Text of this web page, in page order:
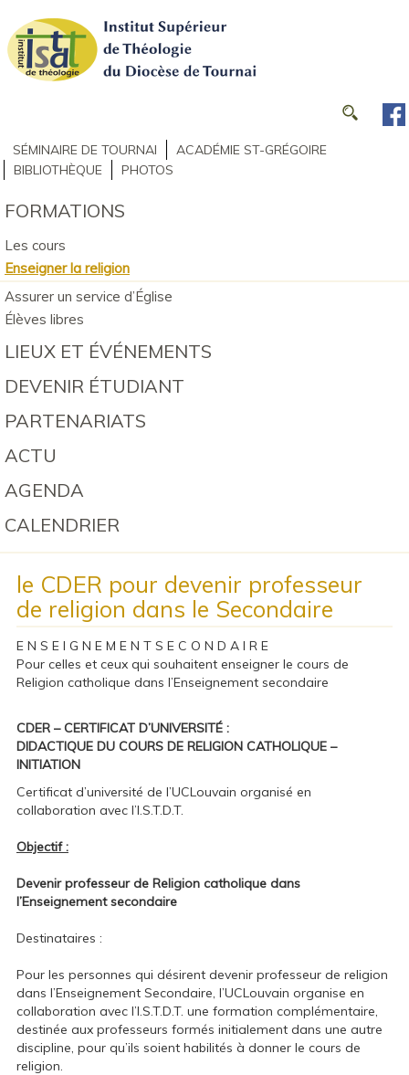
SÉMINAIRE DE TOURNAI
ACADÉMIE ST-GRÉGOIRE
BIBLIOTHÈQUE
PHOTOS
FORMATIONS
Les cours
Enseigner la religion
Assurer un service d’Église
Élèves libres
LIEUX ET ÉVÉNEMENTS
DEVENIR ÉTUDIANT
PARTENARIATS
ACTU
AGENDA
CALENDRIER
le CDER pour devenir professeur
de religion dans le Secondaire
E N S E I G N E M E N T S E C O N D A I R E
Pour celles et ceux qui souhaitent enseigner le cours de
Religion catholique dans l’Enseignement secondaire
CDER – CERTIFICAT D’UNIVERSITÉ :
DIDACTIQUE DU COURS DE RELIGION CATHOLIQUE –
INITIATION
Certificat d’université de l’UCLouvain organisé en
collaboration avec l’I.S.T.D.T.
Objectif :
Devenir professeur de Religion catholique dans
l’Enseignement secondaire
Destinataires :
Pour les personnes qui désirent devenir professeur de religion
dans l’Enseignement Secondaire, l’UCLouvain organise en
collaboration avec l’I.S.T.D.T. une formation complémentaire,
destinée aux professeurs formés initialement dans une autre
discipline, pour qu’ils soient habilités à donner le cours de
religion.